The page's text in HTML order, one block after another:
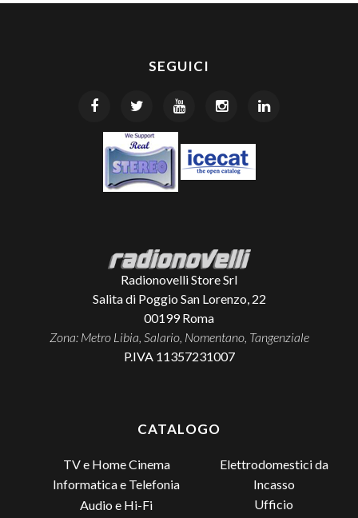
SEGUICI
Radionovelli Store Srl
Salita di Poggio San Lorenzo, 22
00199 Roma
Zona: Metro Libia, Salario, Nomentano, Tangenziale
P.IVA 11357231007
CATALOGO
TV e Home Cinema
Informatica e Telefonia
Audio e Hi-Fi
Elettrodomestici da
Incasso
Ufficio